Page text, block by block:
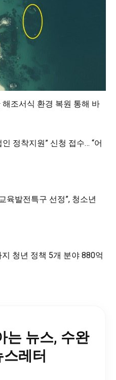
조서식 환경 복원 통해 바
정착지원” 신청 접수… “어
육발전특구 선정”, 청소년
청년 정책 5개 분야 880억
는 뉴스, 수완
레터